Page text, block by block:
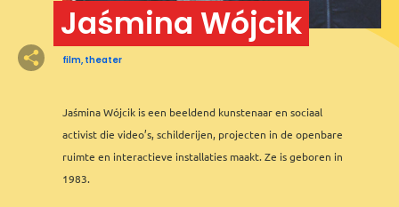
Jaśmina Wójcik
film, theater
Jaśmina Wójcik is een beeldend kunstenaar en sociaal
activist die video’s, schilderijen, projecten in de openbare
ruimte en interactieve installaties maakt. Ze is geboren in
1983.
2
3
8
3
2
7
12
6
5
3 2
28
5